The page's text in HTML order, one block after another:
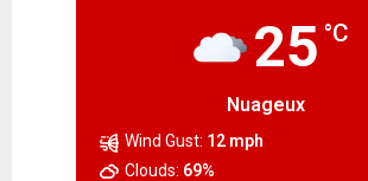
25 °C
Nuageux
Wind Gust: 12 mph
Clouds: 69%